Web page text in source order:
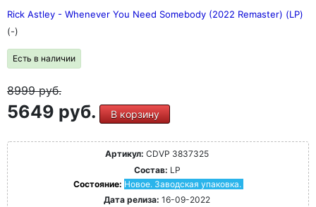
Rick Astley - Whenever You Need Somebody (2022 Remaster) (LP)
(-)
Есть в наличии
8999руб.
5649 руб. В корзину
Артикул: CDVP 3837325
Состав: LP
Состояние: Новое. Заводская упаковка.
Дата релиза: 16-09-2022